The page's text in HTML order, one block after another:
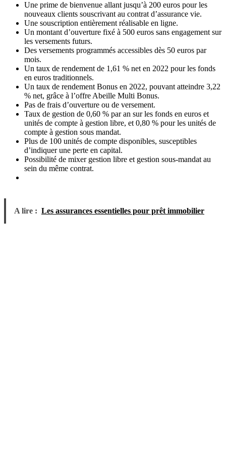
Une prime de bienvenue allant jusqu’à 200 euros pour les
nouveaux clients souscrivant au contrat d’assurance vie.
Une souscription entièrement réalisable en ligne.
Un montant d’ouverture fixé à 500 euros sans engagement sur
les versements futurs.
Des versements programmés accessibles dès 50 euros par
mois.
Un taux de rendement de 1,61 % net en 2022 pour les fonds
en euros traditionnels.
Un taux de rendement Bonus en 2022, pouvant atteindre 3,22
% net, grâce à l’offre Abeille Multi Bonus.
Pas de frais d’ouverture ou de versement.
Taux de gestion de 0,60 % par an sur les fonds en euros et
unités de compte à gestion libre, et 0,80 % pour les unités de
compte à gestion sous mandat.
Plus de 100 unités de compte disponibles, susceptibles
d’indiquer une perte en capital.
Possibilité de mixer gestion libre et gestion sous-mandat au
sein du même contrat.
A lire : Les assurances essentielles pour prêt immobilier